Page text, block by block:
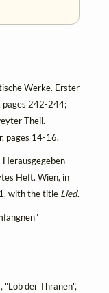
Werke. Erster
pages 242-244;
Theil.
pages 14-16.
Herausgegeben
Heft. Wien, in
with the title Lied.
der Thränen",